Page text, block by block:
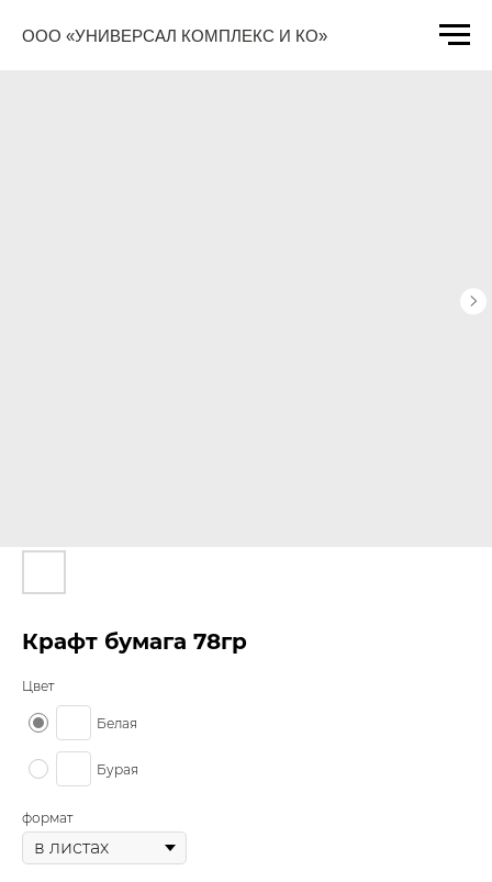
ООО «УНИВЕРСАЛ КОМПЛЕКС И КО»
Крафт бумага 78гр
Цвет
Белая
Бурая
формат